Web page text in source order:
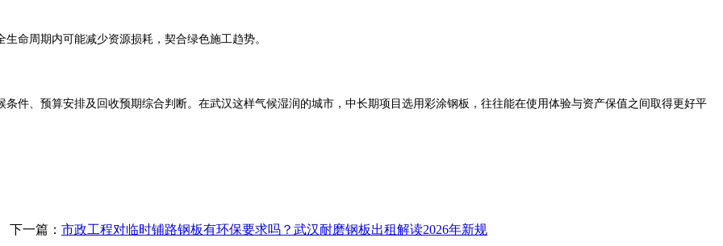
周期内可能减少资源损耗，契合绿色施工趋势。
、预算安排及回收预期综合判断。在武汉这样气候湿润的城市，中长期项目选用彩涂钢板，往往能在使用体验与资产保值之间取得更好平
一篇： 市政工程对临时铺路钢板有环保要求吗？武汉耐磨钢板出租解读2026年新规